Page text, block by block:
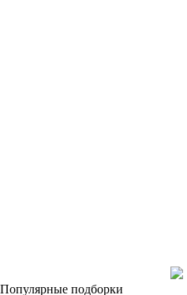
Популярные подборки